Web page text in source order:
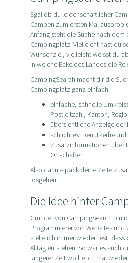
Egal ob du leidenschaftlicher
Campen zum ersten Mal
Anfang steht die Suche nach dem
Campingplatz. Vielleicht hast du
Wunschziel, vielleicht weisst du
in welche Ecke des Landes die
CampingSearch macht dir die
Campingplatz ganz einfach:
einfache, schnelle
Postleitzahl, Kanton,
übersichtliche Anzeige
schlichtes,
Zusatzinformationen über
Ortschaften
Also dann – pack deine Zelte
losgehen.
Die Idee hinter
Gründer von CampingSearch bin
Programmierer von Websites und
stelle ich immer wieder fest, dass
Alltag entstehen. So war es auch
längerer Zeit wollte ich mal